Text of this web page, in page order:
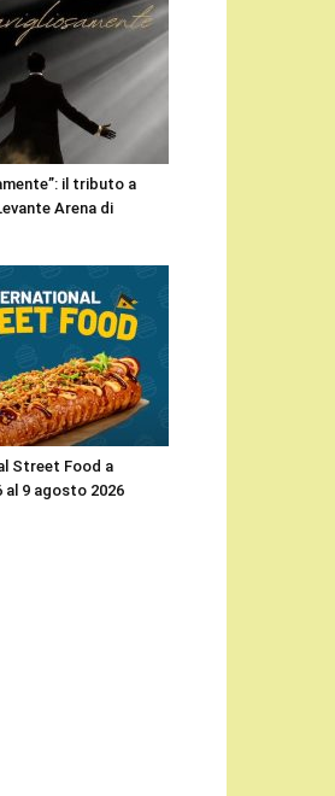
il tributo a
Arena di
Street Food a
al 9 agosto 2026